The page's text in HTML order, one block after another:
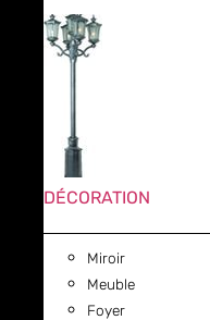
DÉCORATION
Miroir
Meuble
Foyer